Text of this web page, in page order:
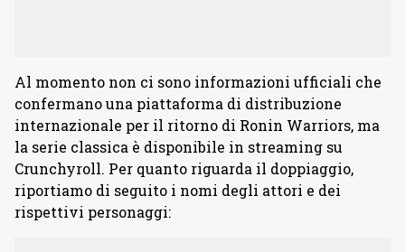
Al momento non ci sono informazioni ufficiali che
confermano una piattaforma di distribuzione
internazionale per il ritorno di Ronin Warriors, ma
la serie classica è disponibile in streaming su
Crunchyroll. Per quanto riguarda il doppiaggio,
riportiamo di seguito i nomi degli attori e dei
rispettivi personaggi: